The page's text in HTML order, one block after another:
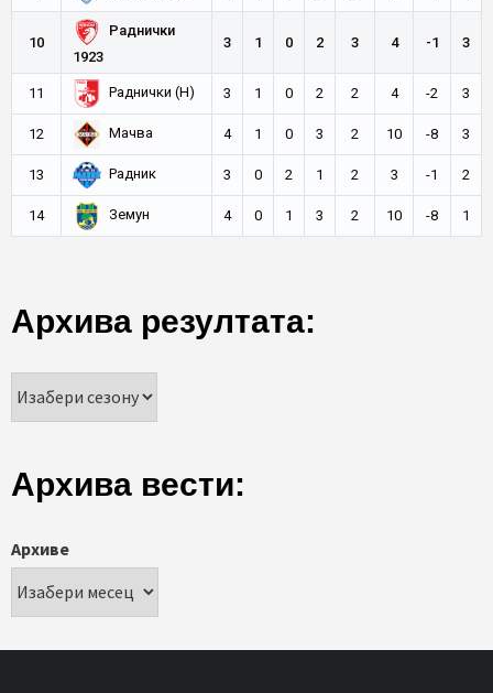
10
Раднички
1923
3 1 0 2 3 4 -1 3
11 Раднички (Н) 3 1 0 2 2 4 -2 3
12 Мачва 4 1 0 3 2 10 -8 3
13 Радник 3 0 2 1 2 3 -1 2
14 Земун 4 0 1 3 2 10 -8 1
Архива резултата:
Архива вести:
Архиве